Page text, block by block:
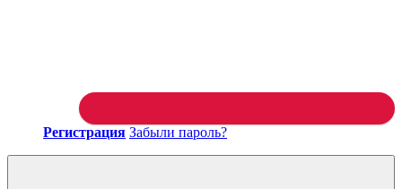
Регистрация Забыли пароль?